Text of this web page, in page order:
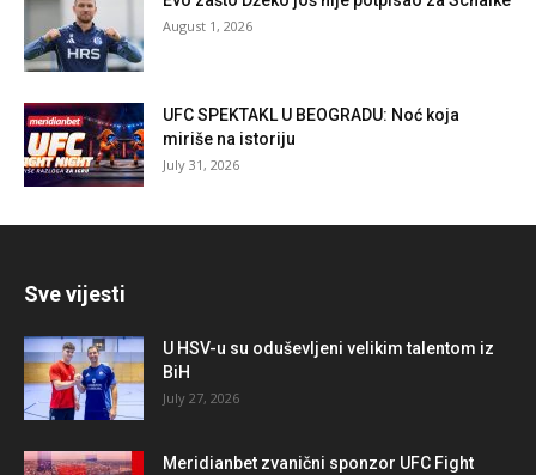
August 1, 2026
UFC SPEKTAKL U BEOGRADU: Noć koja
miriše na istoriju
July 31, 2026
Sve vijesti
U HSV-u su oduševljeni velikim talentom iz
BiH
July 27, 2026
Meridianbet zvanični sponzor UFC Fight